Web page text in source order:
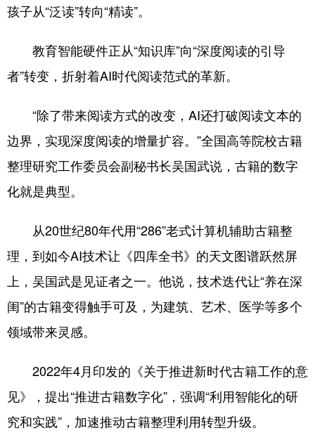
孩子从“泛读”转向“精读”。
教育智能硬件正从“知识库”向“深度阅读的引导
者”转变，折射着AI时代阅读范式的革新。
“除了带来阅读方式的改变，AI还打破阅读文本的
边界，实现深度阅读的增量扩容。”全国高等院校古籍
整理研究工作委员会副秘书长吴国武说，古籍的数字
化就是典型。
从20世纪80年代用“286”老式计算机辅助古籍整
理，到如今AI技术让《四库全书》的天文图谱跃然屏
上，吴国武是见证者之一。他说，技术迭代让“养在深
闺”的古籍变得触手可及，为建筑、艺术、医学等多个
领域带来灵感。
2022年4月印发的《关于推进新时代古籍工作的意
见》，提出“推进古籍数字化”，强调“利用智能化的研
究和实践”，加速推动古籍整理利用转型升级。